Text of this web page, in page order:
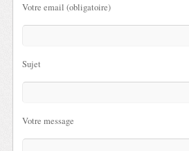
Votre email (obligatoire)
Sujet
Votre message